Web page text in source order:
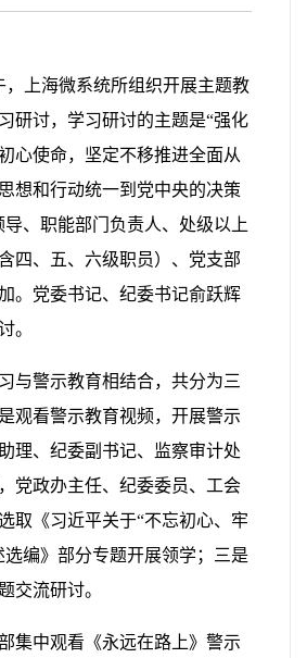
，上海微系统所组织开展主题教
研讨，学习研讨的主题是“强化
心使命，坚定不移推进全面从
想和行动统一到党中央的决策
导、职能部门负责人、处级以上
四、五、六级职员）、党支部
。党委书记、纪委书记俞跃辉
。
与警示教育相结合，共分为三
观看警示教育视频，开展警示
理、纪委副书记、监察审计处
党政办主任、纪委委员、工会
取《习近平关于“不忘初心、牢
选编》部分专题开展领学；三是
交流研讨。
集中观看《永远在路上》警示